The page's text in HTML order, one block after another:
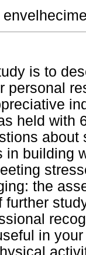
is to
personal
held with
in building
the
further
in